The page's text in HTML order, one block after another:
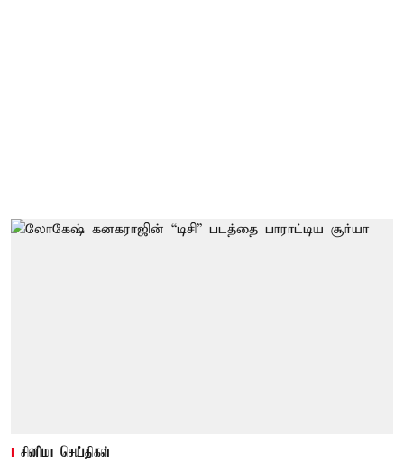
சினிமா செய்திகள்